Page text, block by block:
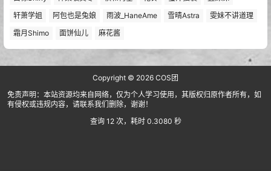
轩萧学姐
阿包也是兔娘 雨波_HaneAme 雪晴Astra
雯妹不讲道理
霜月Shimo
面饼仙儿 麻花酱
Copyright © 2026 COS团
免责声明：本站资源均来自网络，仅为个人学习使用，其版权归原作者所有，如
有侵权或违规内容，请联系我们删除，谢谢！
查询 12 次，耗时 0.3080 秒